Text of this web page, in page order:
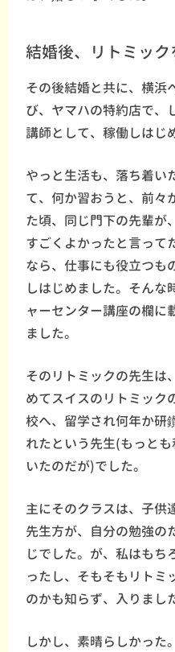
結婚後、リトミック
その後結婚と共に、横浜
び、ヤマハの特約店で、
講師として、稼働しはじ
やっと生活も、落ち着い
て、何か習おうと、前々
た頃、同じ門下の先輩が
すごくよかったと言って
なら、仕事にも役立つも
しはじめました。そんな
ャーセンター講座の欄に
ました。
そのリトミックの先生は
めてスイスのリトミック
校へ、留学され何年か研
れたという先生(もっと
いたのだが)でした。
主にそのクラスは、子供
先生方が、自分の勉強の
じでした。が、私はもち
ったし、そもそもリトミ
のかも知らず、入りまし
しかし、素晴らしかった